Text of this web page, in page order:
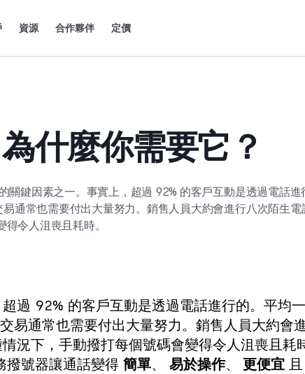
資源 合作夥伴 定價
什麼你需要它？
鍵因素之一。事實上，超過 92% 的客戶互動是透過電話進
通常也需要付出大量努力。銷售人員大約會進行八次陌生電
令人沮喪且耗時。
過 92% 的客戶互動是透過電話進行的。平均
易通常也需要付出大量努力。銷售人員大約會
況下，手動撥打每個號碼會變得令人沮喪且耗
撥號器讓通話變得 簡單、 易於操作、 更便宜 且